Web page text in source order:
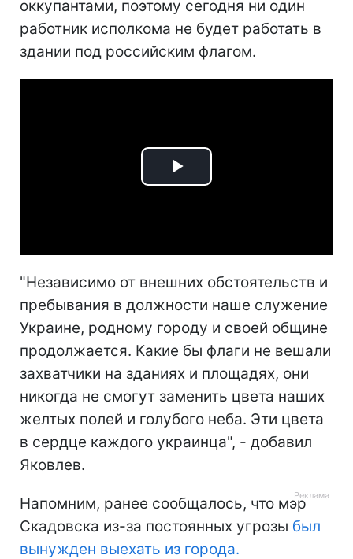
оккупантами, поэтому сегодня ни один
работник исполкома не будет работать в
здании под российским флагом.
Play
"Независимо от внешних обстоятельств и
пребывания в должности наше служение
Украине, родному городу и своей общине
продолжается. Какие бы флаги не вешали
захватчики на зданиях и площадях, они
никогда не смогут заменить цвета наших
желтых полей и голубого неба. Эти цвета
в сердце каждого украинца", - добавил
Яковлев.
Напомним, ранее сообщалось, что мэр
Скадовска из-за постоянных угрозы был
вынужден выехать из города.